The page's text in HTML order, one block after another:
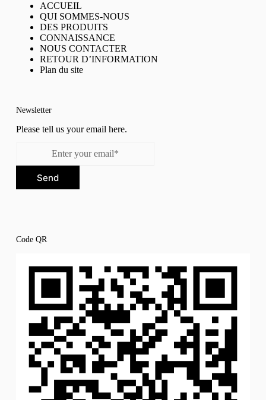
ACCUEIL
QUI SOMMES-NOUS
DES PRODUITS
CONNAISSANCE
NOUS CONTACTER
RETOUR D’INFORMATION
Plan du site
Newsletter
Please tell us your email here.
Send
Code QR